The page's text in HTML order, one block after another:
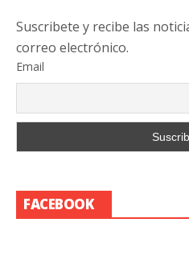
Suscribete y recibe las
correo electrónico.
Email
FACEBOOK